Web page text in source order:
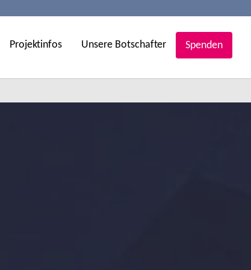
Projektinfos Unsere Botschafter Spenden